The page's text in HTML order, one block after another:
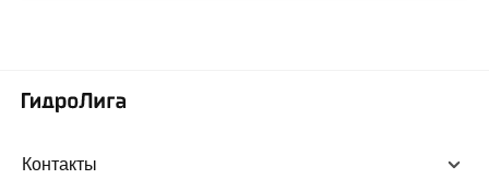
Контакты